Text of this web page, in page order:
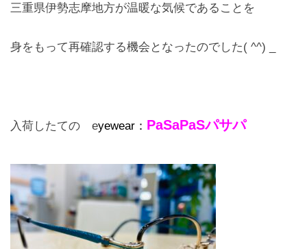
三重県伊勢志摩地方が温暖な気候であることを
身をもって再確認する機会となったのでした( ^^) _
入荷したての eyewear： PaSaPaSパサパ